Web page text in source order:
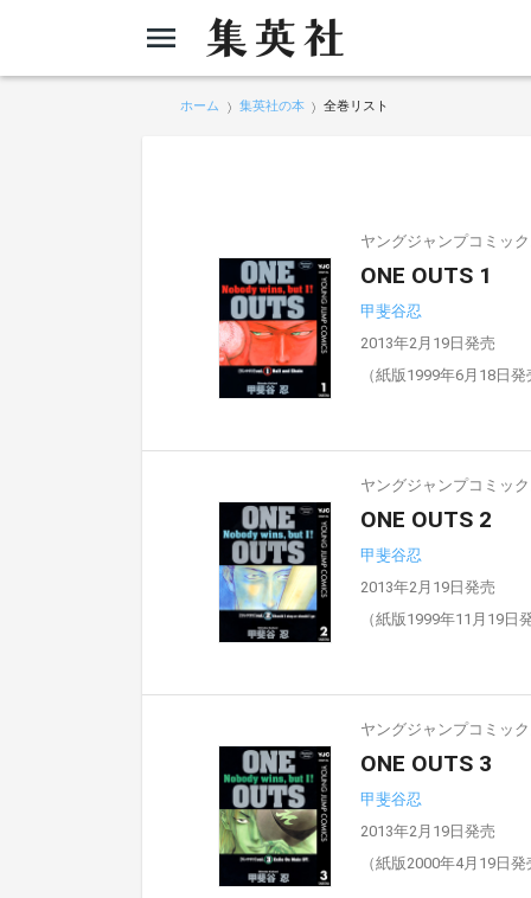
ホーム 集英社の本 全巻リスト
ヤングジャンプコミック
ONE OUTS 1
甲斐谷忍
2013年2月19日発売
（紙版1999年6月18日発
ヤングジャンプコミック
ONE OUTS 2
甲斐谷忍
2013年2月19日発売
（紙版1999年11月19日
ヤングジャンプコミック
ONE OUTS 3
甲斐谷忍
2013年2月19日発売
（紙版2000年4月19日発